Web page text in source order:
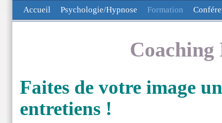
Accueil Psychologie/Hypnose Formation
Faites de votre image
entretiens !